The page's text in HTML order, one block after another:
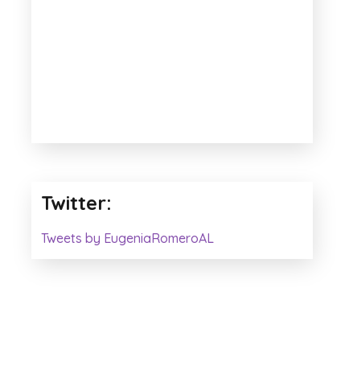
Twitter:
Tweets by EugeniaRomeroAL